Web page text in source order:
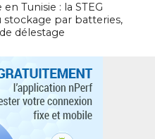
Tunisie : la STEG
stockage par batteries,
délestage